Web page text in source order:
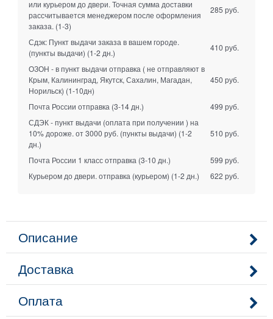
или курьером до двери. Точная сумма доставки
рассчитывается менеджером после оформления
заказа. (1-3)
285 руб.
Сдэк: Пункт выдачи заказа в вашем городе.
(пункты выдачи) (1-2 дн.)
410 руб.
ОЗОН - в пункт выдачи отправка ( не отправляют в
Крым, Калининград, Якутск, Сахалин, Магадан,
Норильск) (1-10дн)
450 руб.
Почта России отправка (3-14 дн.)
499 руб.
СДЭК - пункт выдачи (оплата при получении ) на
10% дороже. от 3000 руб. (пункты выдачи) (1-2
дн.)
510 руб.
Почта России 1 класс отправка (3-10 дн.)
599 руб.
Курьером до двери. отправка (курьером) (1-2 дн.) 622 руб.
Описание
Доставка
Оплата